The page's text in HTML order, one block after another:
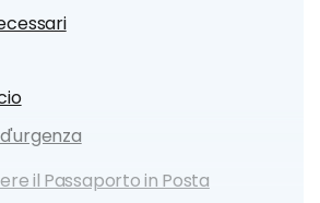
il Passaporto in Posta